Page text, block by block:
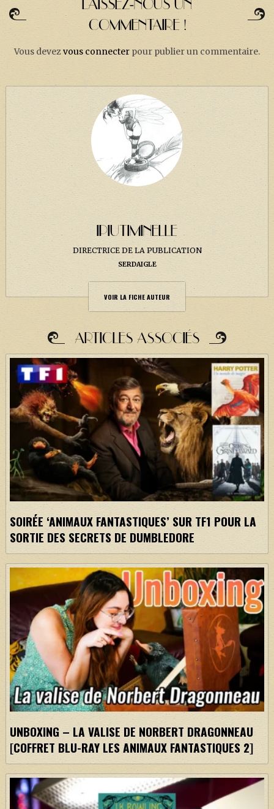
LAISSEZ-NOUS UN
COMMENTAIRE !
Vous devezvous connecter pour publier un commentaire.
IPIUTIMINELLE
DIRECTRICE DE LA PUBLICATION
SERDAIGLE
VOIR LA FICHE AUTEUR
ARTICLES ASSOCIÉS
SOIRÉE ‘ANIMAUX FANTASTIQUES’ SUR TF1 POUR LA
SORTIE DES SECRETS DE DUMBLEDORE
UNBOXING – LA VALISE DE NORBERT DRAGONNEAU
[COFFRET BLU-RAY LES ANIMAUX FANTASTIQUES 2]